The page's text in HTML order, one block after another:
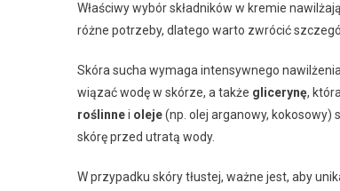
Właściwy wybór składników w kremie
różne potrzeby, dlatego warto zwrócić
Skóra sucha wymaga intensywnego
wiązać wodę w skórze, a także glicerynę,
roślinnei oleje(np. olej arganowy, kokosowy)
skórę przed utratą wody.
W przypadku skóry tłustej, ważne jest, aby